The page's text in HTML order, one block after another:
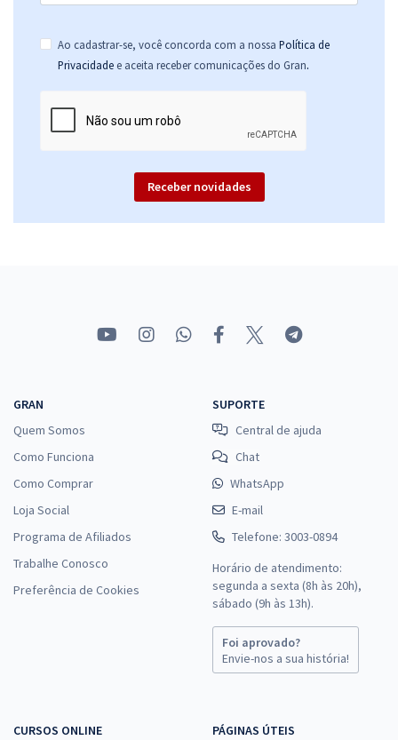
Ao cadastrar-se, você concorda com a nossa Política de
Privacidade e aceita receber comunicações do Gran.
Receber novidades
GRAN
Quem Somos
Como Funciona
Como Comprar
Loja Social
Programa de Afiliados
Trabalhe Conosco
Preferência de Cookies
SUPORTE
Central de ajuda
Chat
WhatsApp
E-mail
Telefone: 3003-0894
Horário de atendimento:
segunda a sexta (8h às 20h),
sábado (9h às 13h).
Foi aprovado?
Envie-nos a sua história!
CURSOS ONLINE PÁGINAS ÚTEIS